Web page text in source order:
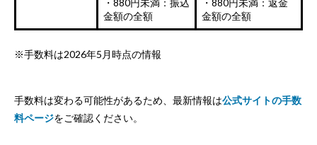
・880円未満：振込
金額の全額
・880円未満：返金
金額の全額
※手数料は2026年5月時点の情報
手数料は変わる可能性があるため、最新情報は公式サイトの手数
料ページをご確認ください。